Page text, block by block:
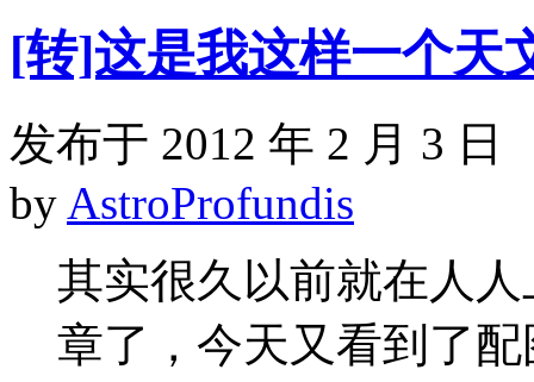
[转]这是我这样一个天
发布于 2012 年 2 月 3 日
by AstroProfundis
其实很久以前就在人
章了，今天又看到了